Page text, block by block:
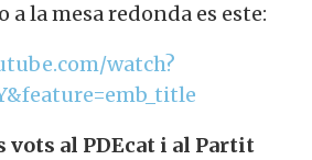
a la mesa redonda es este:
watch?
vots al PDEcat i al Partit